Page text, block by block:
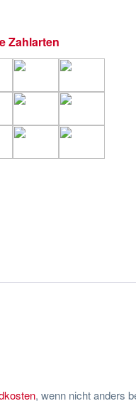
Zahlarten
und Zahlungsbedingungen.